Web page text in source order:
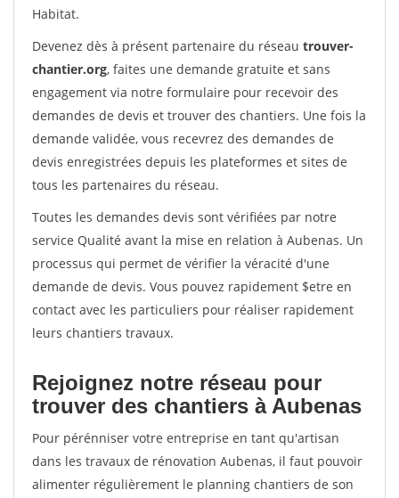
Habitat.
Devenez dès à présent partenaire du réseau trouver-
chantier.org, faites une demande gratuite et sans
engagement via notre formulaire pour recevoir des
demandes de devis et trouver des chantiers. Une fois la
demande validée, vous recevrez des demandes de
devis enregistrées depuis les plateformes et sites de
tous les partenaires du réseau.
Toutes les demandes devis sont vérifiées par notre
service Qualité avant la mise en relation à Aubenas. Un
processus qui permet de vérifier la véracité d'une
demande de devis. Vous pouvez rapidement $etre en
contact avec les particuliers pour réaliser rapidement
leurs chantiers travaux.
Rejoignez notre réseau pour
trouver des chantiers à Aubenas
Pour pérénniser votre entreprise en tant qu'artisan
dans les travaux de rénovation Aubenas, il faut pouvoir
alimenter régulièrement le planning chantiers de son